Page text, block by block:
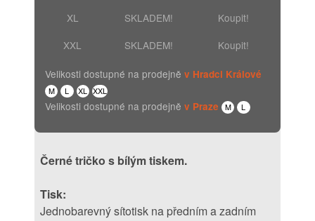
XL
SKLADEM!
Koupit!
XXL
SKLADEM! Koupit!
Velikosti dostupné na prodejně v Hradci Králové
M L XL XXL
Velikosti dostupné na prodejně v Praze M L
Černé tričko s bílým tiskem.
Tisk:
Jednobarevný sítotisk na předním a zadním